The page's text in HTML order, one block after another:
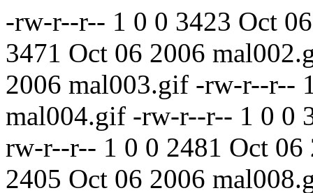
-rw-r--r-- 1 0 0 3423 Oct 06 2006 mal001.gif -rw-r--r-- 1 0 0 3471 Oct 06 2006 mal002.gif -rw-r--r-- 1 0 0 3198 Oct 06 2006 mal003.gif -rw-r--r-- 1 0 0 1776 Oct 06 2006 mal004.gif -rw-r--r-- 1 0 0 3303 Oct 06 2006 mal005.gif -rw-r--r-- 1 0 0 2481 Oct 06 2006 mal006.gif -rw-r--r-- 1 0 0 2405 Oct 06 2006 mal008.gif -rw-r--r-- 1 0 0 3801 Oct 06 2006 mal009.gif -rw-r--r-- 1 0 0 2846 Oct 06 2006 mal010.gif -rw-r--r-- 1 0 0 1626 Oct 06 2006 mal011.gif -rw-r--r-- 1 0 0 4785 Oct 06 2006 mal012.gif -rw-r--r-- 1 0 0 12839 Oct 06 2006 mal013.gif -rw-r--r-- 1 0 0 3471 Oct 06 2006 mal014.gif -rw-r--r-- 1 0 0 4927 Oct 06 2006 mal015.gif -rw-r--r-- 1 0 0 5593 Oct 06 2006 mal016.gif -rw-r--r-- 1 0 0 1210 Oct 06 2006 mal017.gif -rw-r--r-- 1 0 0 2101 Oct 06 2006 mal018.gif -rw-r--r-- 1 0 0 2243 Oct 06 2006 mal019.gif -rw-r--r-- 1 0 0 2300 Oct 06 2006 mal020.gif -rw-r--r-- 1 0 0 2328 Oct 06 2006 mal021.gif -rw-r--r-- 1 0 0 2684 Oct 06 2006 mal022.gif -rw-r--r-- 1 0 0 3200 Oct 06 2006 mal023.gif -rw-r--r-- 1 0 0 2930 Oct 06 2006 mal024.gif -rw-r--r-- 1 0 0 897 Oct 06 2006 mal025.gif -rw-r--r-- 1 0 0 1170 Oct 06 2006 mal026.gif -rw-r--r-- 1 0 0 3842 Oct 06 2006 ris001.gif -rw-r--r-- 1 0 0 2492 Oct 06 2006 ris002.gif -rw-r--r-- 1 0 0 5053 Oct 06 2006 ris003.gif -rw-r--r-- 1 0 0 5982 Oct 06 2006 ris004.gif -rw-r--r-- 1 0 0 3545 Oct 06 2006 ris005.gif -rw-r--r-- 1 0 0 6835 Oct 06 2006 ris006.gif -rw-r--r-- 1 0 0 3721 Oct 06 2006 ris007.gif -rw-r--r-- 1 0 0 10853 Oct 06 2006 ris008.gif -rw-r--r-- 1 0 0 7947 Oct 06 2006 ris009.gif -rw-r--r-- 1 0 0 5775 Oct 06 2006 ris010.gif -rw-r--r-- 1 0 0 3137 Oct 06 2006 ris011.gif -rw-r--r-- 1 0 0 4310 Oct 06 2006 ris012.gif -rw-r--r-- 1 0 0 6637 Oct 06 2006 ris013.gif -rw-r--r-- 1 0 0 5147 Oct 06 2006 ris014.gif -rw-r--r-- 1 0 0 8962 Oct 06 2006 ris015.gif -rw-r--r-- 1 0 0 8059 Oct 06 2006 ris016.gif -rw-r--r-- 1 0 0 6770 Oct 06 2006 ris017.gif -rw-r--r-- 1 0 0 7805 Oct 06 2006 ris018.gif -rw-r--r-- 1 0 0 4777 Oct 06 2006 ris020.gif -rw-r--r-- 1 0 0 16268 Oct 06 2006 ris021-1.gif -rw-r--r-- 1 0 0 17997 Oct 06 2006 ris021-2.gif -rw-r--r-- 1 0 0 4484 Oct 06 2006 ris022.gif -rw-r--r-- 1 0 0 6957 Oct 06 2006 ris023.gif -rw-r--r-- 1 0 0 4867 Oct 06 2006 ris024.gif -rw-r--r-- 1 0 0 8495 Oct 06 2006 ris025.gif -rw-r--r-- 1 0 0 6066 Oct 06 2006 ris026.gif -rw-r--r-- 1 0 0 5472 Oct 06 2006 ris027.gif -rw-r--r-- 1 0 0 5441 Oct 06 2006 ris028.gif -rw-r--r-- 1 0 0 12348 Oct 06 2006 ris029.gif -rw-r--r-- 1 0 0 3653 Oct 06 2006 ris030.gif -rw-r--r-- 1 0 0 7799 Oct 06 2006 ris031.gif -rw-r--r-- 1 0 0 6489 Oct 06 2006 ris032.gif -rw-r--r-- 1 0 0 4538 Oct 06 2006 ris033.gif -rw-r--r-- 1 0 0 3270 Oct 06 2006 ris034.gif -rw-r--r-- 1 0 0 5192 Oct 06 2006 ris035.gif -rw-r--r-- 1 0 0 4068 Oct 06 2006 ris036.gif -rw-r--r-- 1 0 0 8495 Oct 06 2006 ris037.gif -rw-r--r-- 1 0 0 3869 Oct 06 2006 ris038.gif -rw-r--r-- 1 0 0 11995 Oct 06 2006 ris039.gif -rw-r--r-- 1 0 0 7307 Oct 06 2006 ris040.gif -rw-r--r-- 1 0 0 12468 Oct 06 2006